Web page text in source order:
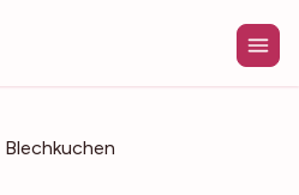
Blechkuchen